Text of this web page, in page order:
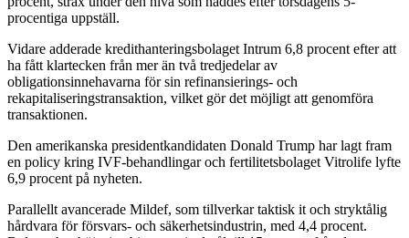
procentiga uppställ.
Vidare adderade kredithanteringsbolaget Intrum 6,8 procent efter att
ha fått klartecken från mer än två tredjedelar av
obligationsinnehavarna för sin refinansierings- och
rekapitaliseringstransaktion, vilket gör det möjligt att genomföra
transaktionen.
Den amerikanska presidentkandidaten Donald Trump har lagt fram
en policy kring IVF-behandlingar och fertilitetsbolaget Vitrolife lyfte
6,9 procent på nyheten.
Parallellt avancerade Mildef, som tillverkar taktisk it och stryktålig
hårdvara för försvars- och säkerhetsindustrin, med 4,4 procent.